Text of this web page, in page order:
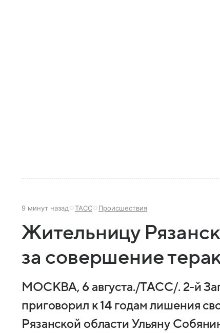
9 минут назад ТАСС Происшествия
Жительницу
за совершение
МОСКВА, 6 августа./ТАСС/. 2-й
приговорил к 14 годам лишения
Рязанской области Ульяну